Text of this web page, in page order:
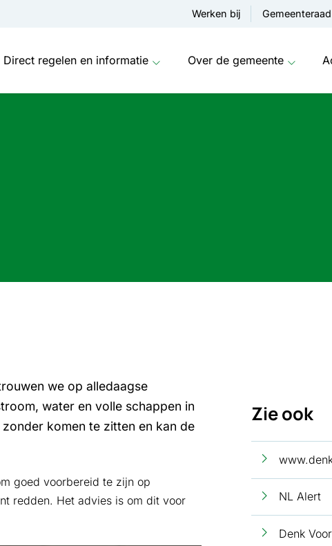
Werken bij Gemeenteraad
Direct regelen en informatie Over de gemeente
we op alledaagse
water en volle schappen in
komen te zitten en kan de
goed voorbereid te zijn op
redden. Het advies is om dit voor
Zie ook
NL Alert
Denk